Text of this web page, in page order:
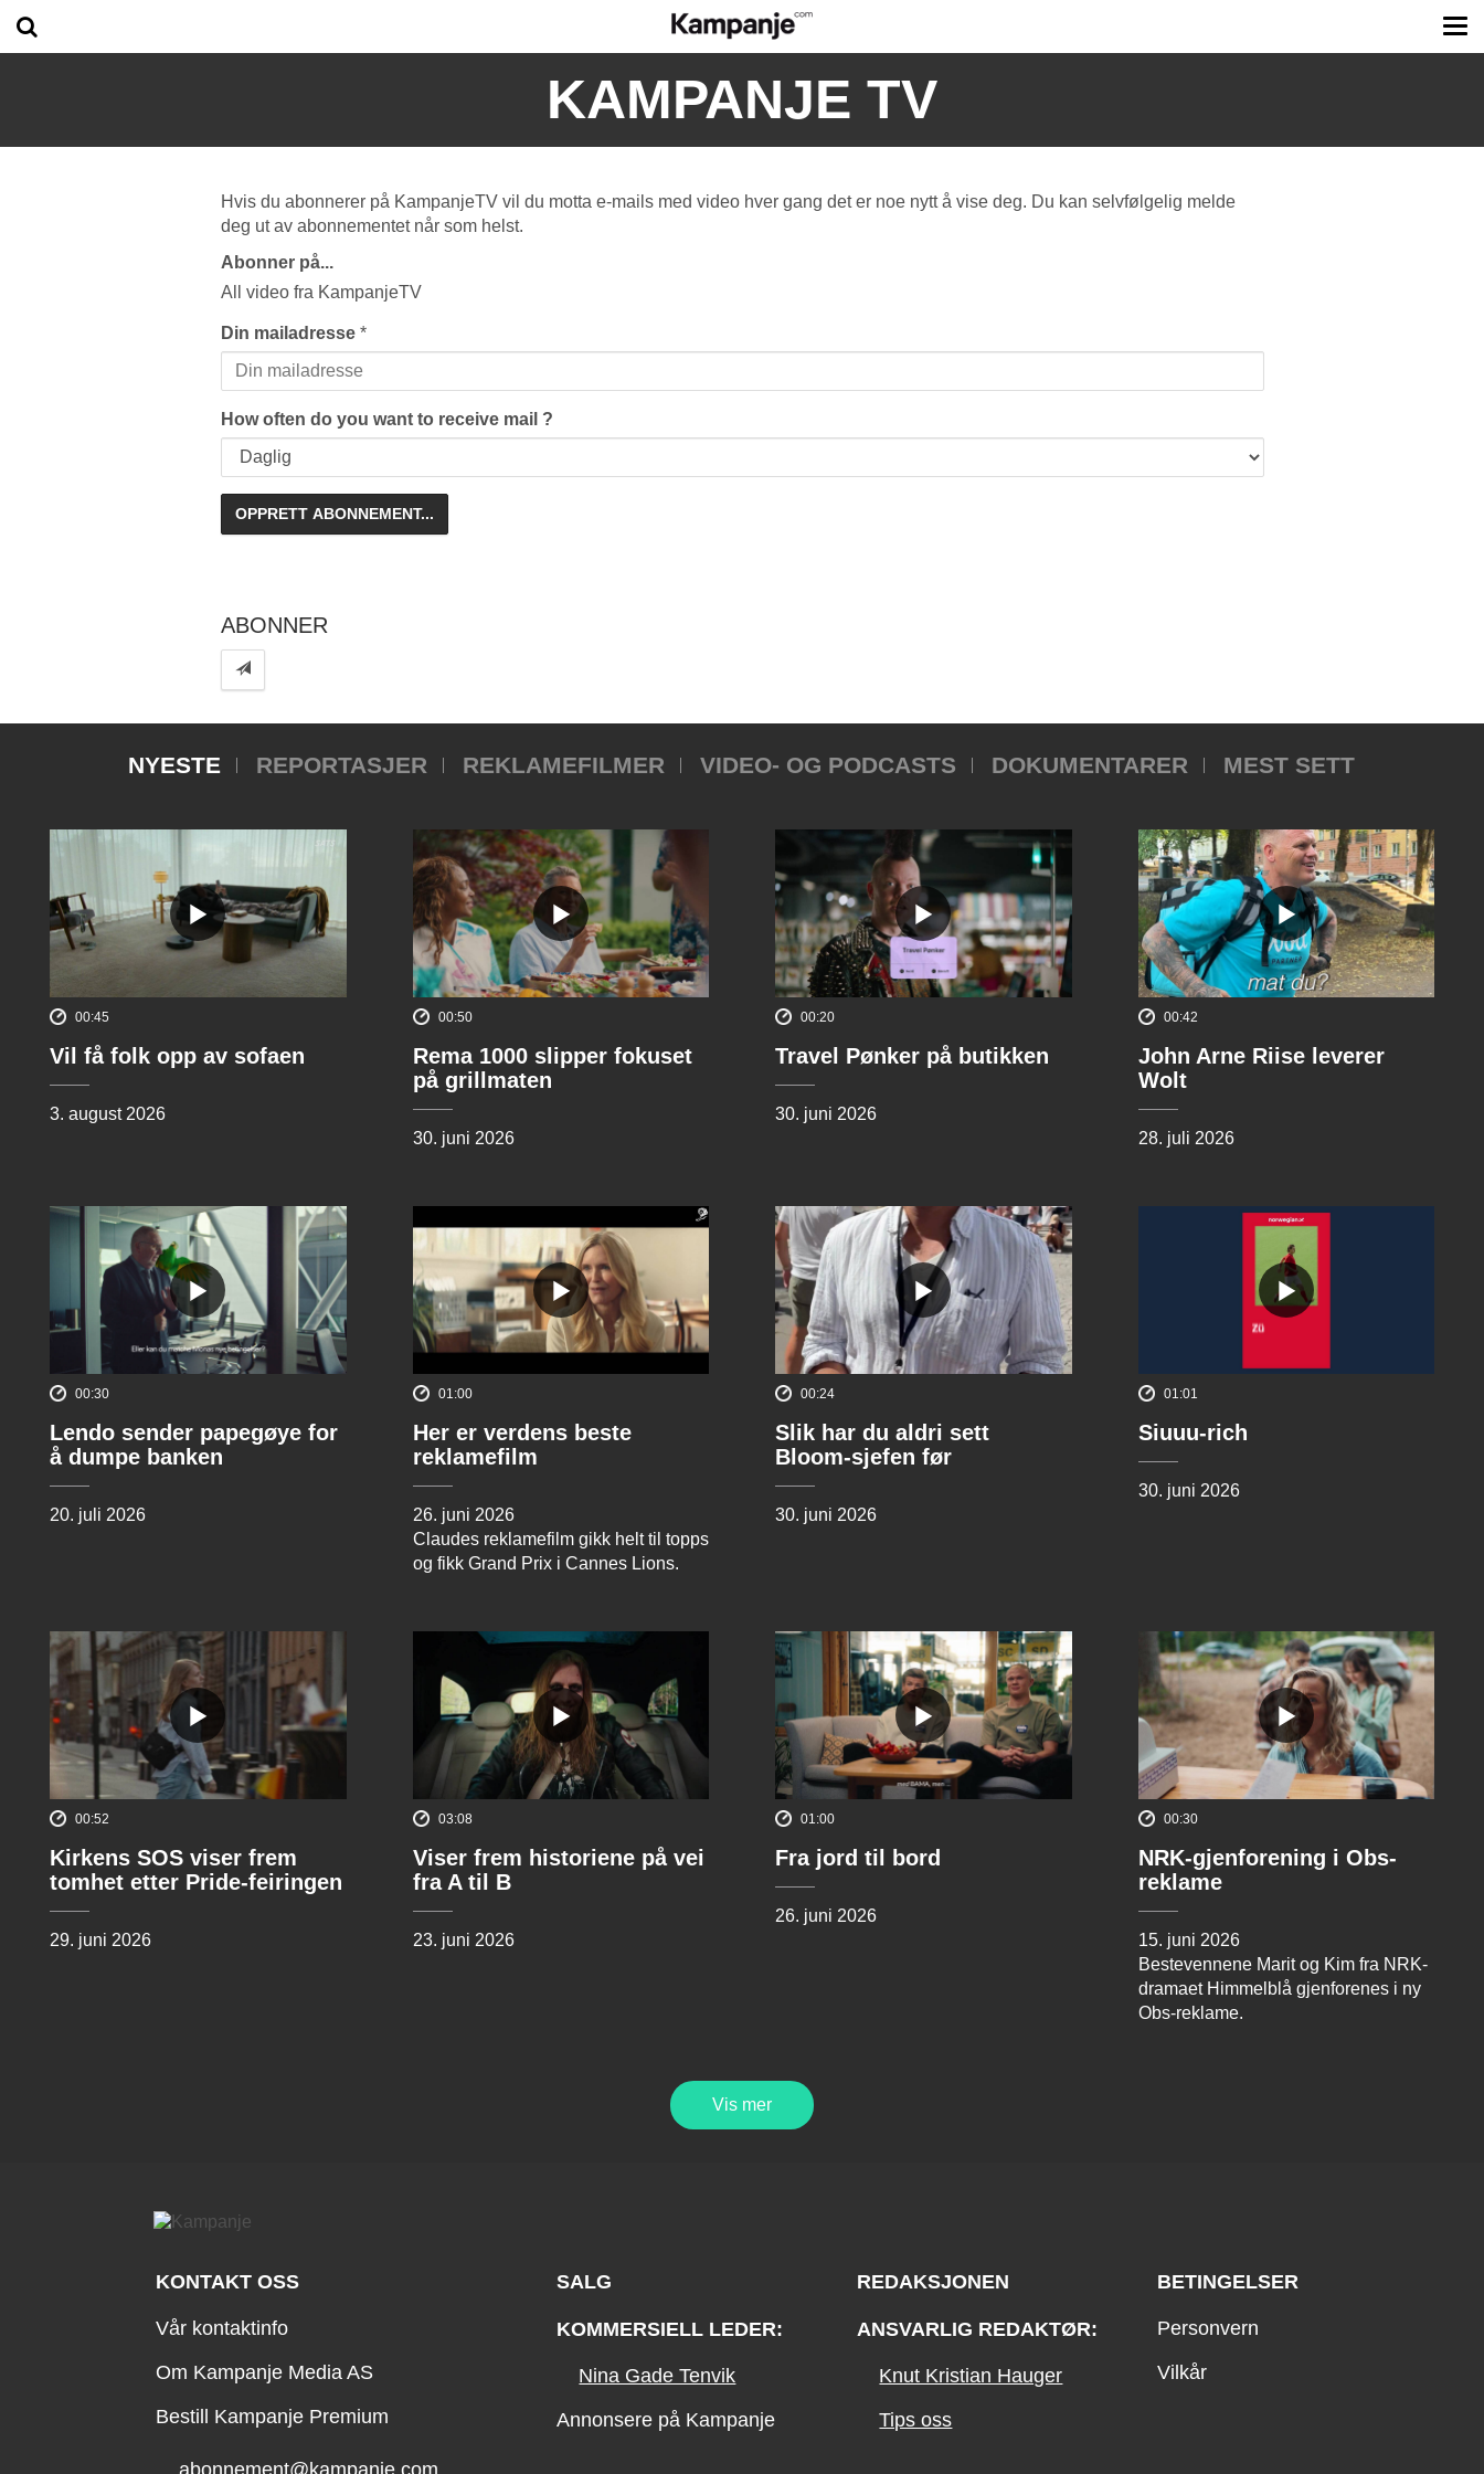
KAMPANJE TV
Hvis du abonnerer på KampanjeTV vil du motta e-mails med video hver gang det er noe nytt å vise deg. Du kan selvfølgelig melde
deg ut av abonnementet når som helst.
Abonner på...
All video fra KampanjeTV
Din mailadresse *
How often do you want to receive mail ?
ABONNER
NYESTE REPORTASJER REKLAMEFILMER VIDEO- OG PODCASTS DOKUMENTARER MEST SETT
00:45
Vil få folk opp av sofaen
3. august 2026
00:50
Rema 1000 slipper fokuset
på grillmaten
30. juni 2026
00:20
Travel Pønker på butikken
30. juni 2026
00:42
John Arne Riise leverer
Wolt
28. juli 2026
00:30
Lendo sender papegøye for
å dumpe banken
20. juli 2026
01:00
Her er verdens beste
reklamefilm
26. juni 2026
Claudes reklamefilm gikk helt til topps
og fikk Grand Prix i Cannes Lions.
00:24
Slik har du aldri sett
Bloom-sjefen før
30. juni 2026
01:01
Siuuu-rich
30. juni 2026
00:52
Kirkens SOS viser frem
tomhet etter Pride-feiringen
29. juni 2026
03:08
Viser frem historiene på vei
fra A til B
23. juni 2026
01:00
Fra jord til bord
26. juni 2026
00:30
NRK-gjenforening i Obs-
reklame
15. juni 2026
Bestevennene Marit og Kim fra NRK-
dramaet Himmelblå gjenforenes i ny
Obs-reklame.
Vis mer
KONTAKT OSS
Vår kontaktinfo
Om Kampanje Media AS
Bestill Kampanje Premium
SALG
KOMMERSIELL LEDER:
Nina Gade Tenvik
Annonsere på Kampanje
REDAKSJONEN
ANSVARLIG REDAKTØR:
Knut Kristian Hauger
Tips oss
BETINGELSER
Personvern
Vilkår